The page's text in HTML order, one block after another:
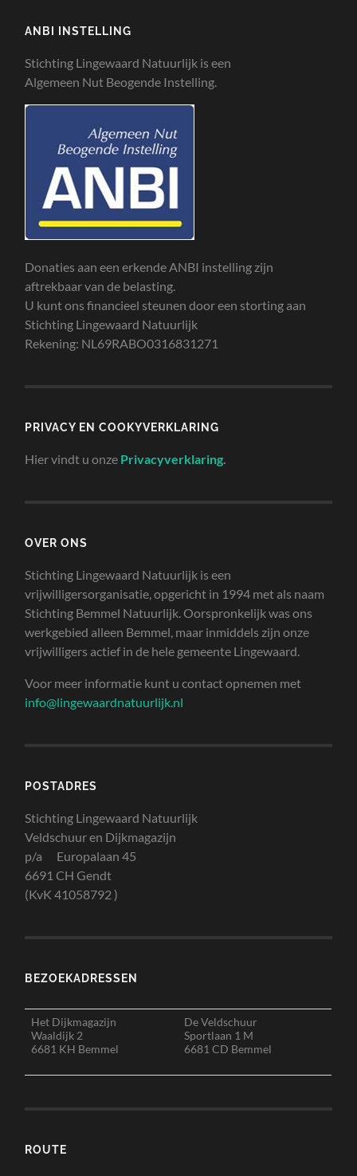
ANBI INSTELLING
Stichting Lingewaard Natuurlijk is een
Algemeen Nut Beogende Instelling.
Donaties aan een erkende ANBI instelling zijn
aftrekbaar van de belasting.
U kunt ons financieel steunen door een storting aan
Stichting Lingewaard Natuurlijk
Rekening: NL69RABO0316831271
PRIVACY EN COOKYVERKLARING
Hier vindt u onze Privacyverklaring
OVER ONS
Stichting Lingewaard Natuurlijk is een
vrijwilligersorganisatie, opgericht in 1994 met als naam
Stichting Bemmel Natuurlijk. Oorspronkelijk was ons
werkgebied alleen Bemmel, maar inmiddels zijn onze
vrijwilligers actief in de hele gemeente Lingewaard.
Voor meer informatie kunt u contact opnemen met
info@lingewaardnatuurlijk.nl
POSTADRES
Stichting Lingewaard Natuurlijk
Veldschuur en Dijkmagazijn
p/a Europalaan 45
6691 CH Gendt
(KvK 41058792 )
BEZOEKADRESSEN
Het Dijkmagazijn
Waaldijk 2
6681 KH Bemmel
De Veldschuur
Sportlaan 1 M
6681 CD Bemmel
ROUTE